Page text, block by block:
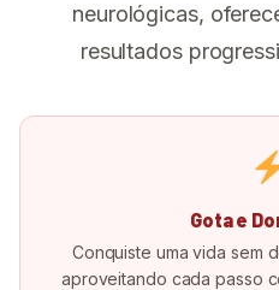
neurológicas,
resultados
Gota e
Conquiste uma vida sem
aproveitando cada passo